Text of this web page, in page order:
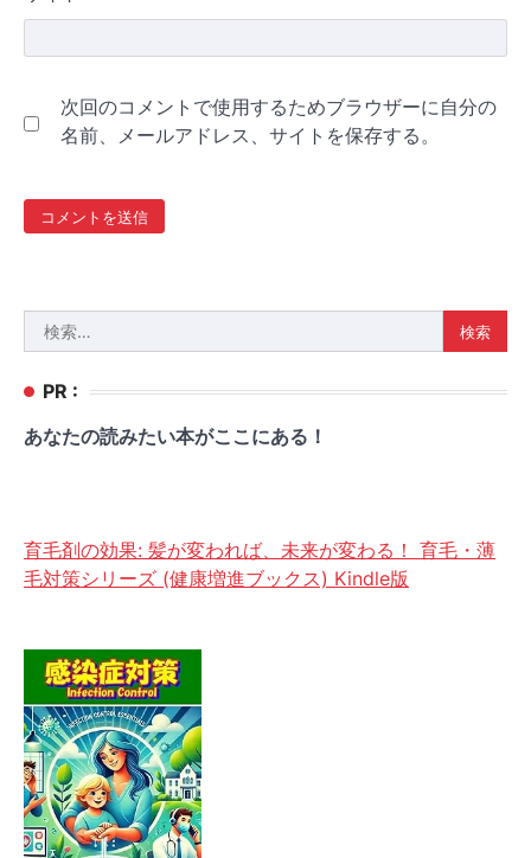
次回のコメントで使用するためブラウザーに自分の
名前、メールアドレス、サイトを保存する。
索:
PR :
あなたの読みたい本がここにある！
育毛剤の効果: 髪が変われば、未来が変わる！ 育毛・薄
毛対策シリーズ (健康増進ブックス) Kindle版